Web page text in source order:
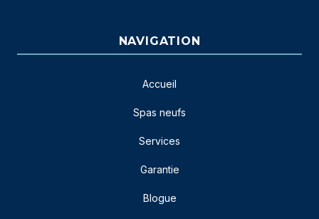
NAVIGATION
Accueil
Spas neufs
Services
Garantie
Blogue